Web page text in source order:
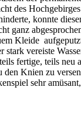
des
konnte
ganz
Kleide
stark vereiste
fertige, teils neu
den Knien zu
sehr